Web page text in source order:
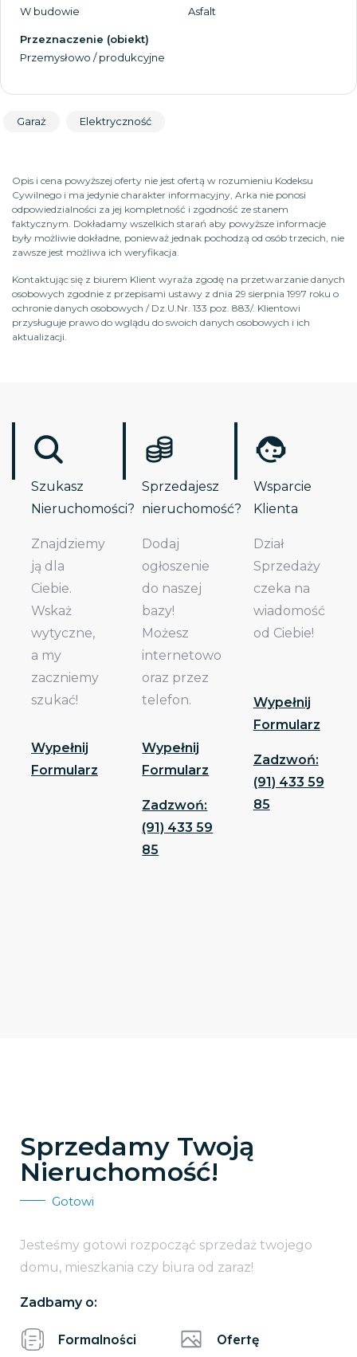
W budowie Asfalt
Przeznaczenie (obiekt)
Przemysłowo / produkcyjne
Garaż Elektryczność
Opis i cena powyższej oferty nie jest ofertą w rozumieniu Kodeksu
Cywilnego i ma jedynie charakter informacyjny, Arka nie ponosi
odpowiedzialności za jej kompletność i zgodność ze stanem
faktycznym. Dokładamy wszelkich starań aby powyższe informacje
były możliwie dokładne, ponieważ jednak pochodzą od osób trzecich, nie
zawsze jest możliwa ich weryfikacja.
Kontaktując się z biurem Klient wyraża zgodę na przetwarzanie danych
osobowych zgodnie z przepisami ustawy z dnia 29 sierpnia 1997 roku o
ochronie danych osobowych / Dz.U.Nr. 133 poz. 883/. Klientowi
przysługuje prawo do wglądu do swoich danych osobowych i ich
aktualizacji.
Szukasz
Nieruchomości?
Znajdziemy
ją dla
Ciebie.
Wskaż
wytyczne,
a my
zaczniemy
szukać!
Wypełnij
Formularz
Sprzedajesz
nieruchomość?
Dodaj
ogłoszenie
do naszej
bazy!
Możesz
internetowo
oraz przez
telefon.
Wypełnij
Formularz
Zadzwoń:
(91) 433 59
85
Wsparcie
Klienta
Dział
Sprzedaży
czeka na
wiadomość
od Ciebie!
Wypełnij
Formularz
Zadzwoń:
(91) 433 59
85
Sprzedamy Twoją
Nieruchomość!
Gotowi
Jesteśmy gotowi rozpocząć sprzedaż twojego
domu, mieszkania czy biura od zaraz!
Zadbamy o:
Formalności Ofertę